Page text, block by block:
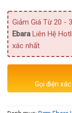
Giảm Giá Từ 20 -
Ebara Liên Hệ
xác nhất
Gọi điện